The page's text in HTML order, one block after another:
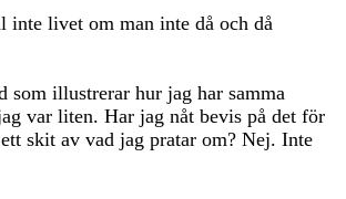
inte livet om man inte då och då
som illustrerar hur jag har samma
var liten. Har jag nåt bevis på det för
skit av vad jag pratar om? Nej. Inte